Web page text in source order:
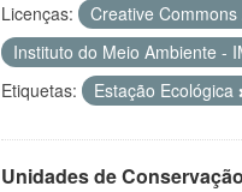
Licenças: Creative Commons
Instituto do Meio Ambiente -
Etiquetas:
Estação Ecológica
Unidades de